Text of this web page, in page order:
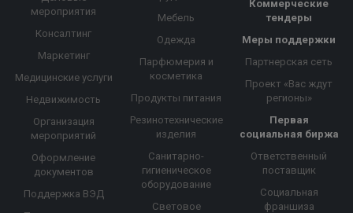
мероприятия
Консалтинг
Маркетинг
Медицинские услуги
Недвижимость
Организация
мероприятий
Оформление
документов
Поддержка ВЭД
Мебель
Одежда
Парфюмерия и
косметика
Продукты питания
Резинотехнические
изделия
Санитарно-
гигиеническое
оборудование
Световое
Коммерческие
тендеры
Меры поддержки
Партнерская сеть
Проект «Вас ждут
регионы»
Первая
социальная биржа
Ответственный
поставщик
Социальная
франшиза